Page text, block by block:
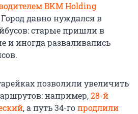
BKM Holding
давно нуждался в
старые пришли в
и иногда разваливались
позволили увеличить
например,28-й
, а путь 34-гопродлили